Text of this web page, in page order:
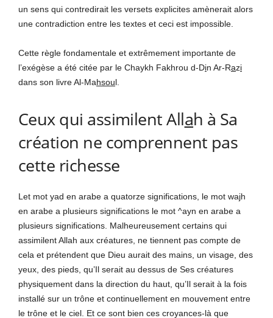
un sens qui contredirait les versets explicites amènerait alors
une contradiction entre les textes et ceci est impossible.
Cette règle fondamentale et extrêmement importante de
l’exégèse a été citée par le Chaykh Fakhrou d-Din Ar-Razi
dans son livre Al-Mahsoul.
Ceux qui assimilent Allah à Sa
création ne comprennent pas
cette richesse
Let mot yad en arabe a quatorze significations, le mot wajh
en arabe a plusieurs significations le mot ^ayn en arabe a
plusieurs significations. Malheureusement certains qui
assimilent Allah aux créatures, ne tiennent pas compte de
cela et prétendent que Dieu aurait des mains, un visage, des
yeux, des pieds, qu’Il serait au dessus de Ses créatures
physiquement dans la direction du haut, qu’Il serait à la fois
installé sur un trône et continuellement en mouvement entre
le trône et le ciel. Et ce sont bien ces croyances-là que